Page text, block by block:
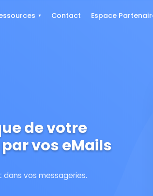
Contact Espace
de votre
vos eMails
vos messageries.